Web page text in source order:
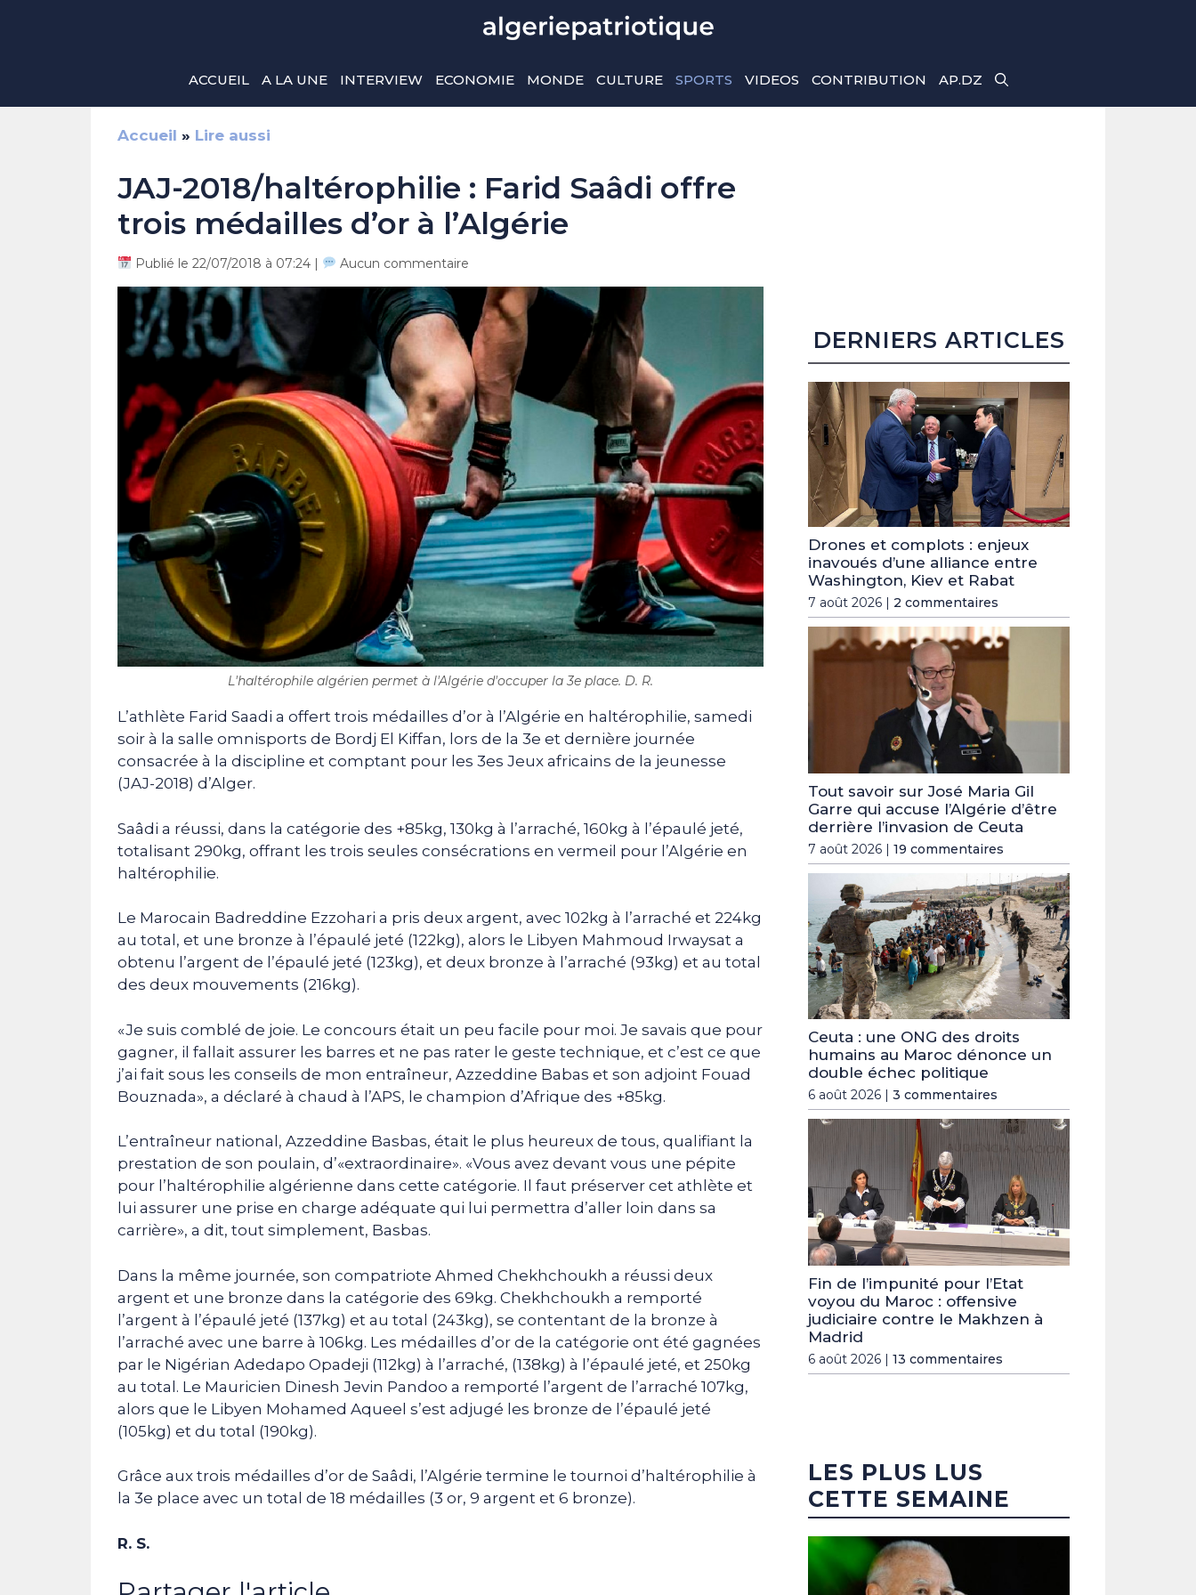
ACCUEIL A LA UNE INTERVIEW ECONOMIE MONDE CULTURE SPORTS VIDEOS CONTRIBUTION AP.DZ
Accueil » Lire aussi
JAJ-2018/haltérophilie : Farid Saâdi offre
trois médailles d’or à l’Algérie
Publié le 22/07/2018 à 07:24 | Aucun commentaire
L'haltérophile algérien permet à l'Algérie d'occuper la 3e place. D. R.
L’athlète Farid Saadi a offert trois médailles d’or à l’Algérie en haltérophilie, samedi
soir à la salle omnisports de Bordj El Kiffan, lors de la 3e et dernière journée
consacrée à la discipline et comptant pour les 3es Jeux africains de la jeunesse
(JAJ-2018) d’Alger.
Saâdi a réussi, dans la catégorie des +85kg, 130kg à l’arraché, 160kg à l’épaulé jeté,
totalisant 290kg, offrant les trois seules consécrations en vermeil pour l’Algérie en
haltérophilie.
Le Marocain Badreddine Ezzohari a pris deux argent, avec 102kg à l’arraché et 224kg
au total, et une bronze à l’épaulé jeté (122kg), alors le Libyen Mahmoud Irwaysat a
obtenu l’argent de l’épaulé jeté (123kg), et deux bronze à l’arraché (93kg) et au total
des deux mouvements (216kg).
«Je suis comblé de joie. Le concours était un peu facile pour moi. Je savais que pour
gagner, il fallait assurer les barres et ne pas rater le geste technique, et c’est ce que
j’ai fait sous les conseils de mon entraîneur, Azzeddine Babas et son adjoint Fouad
Bouznada», a déclaré à chaud à l’APS, le champion d’Afrique des +85kg.
L’entraîneur national, Azzeddine Basbas, était le plus heureux de tous, qualifiant la
prestation de son poulain, d’«extraordinaire». «Vous avez devant vous une pépite
pour l’haltérophilie algérienne dans cette catégorie. Il faut préserver cet athlète et
lui assurer une prise en charge adéquate qui lui permettra d’aller loin dans sa
carrière», a dit, tout simplement, Basbas.
Dans la même journée, son compatriote Ahmed Chekhchoukh a réussi deux
argent et une bronze dans la catégorie des 69kg. Chekhchoukh a remporté
l’argent à l’épaulé jeté (137kg) et au total (243kg), se contentant de la bronze à
l’arraché avec une barre à 106kg. Les médailles d’or de la catégorie ont été gagnées
par le Nigérian Adedapo Opadeji (112kg) à l’arraché, (138kg) à l’épaulé jeté, et 250kg
au total. Le Mauricien Dinesh Jevin Pandoo a remporté l’argent de l’arraché 107kg,
alors que le Libyen Mohamed Aqueel s’est adjugé les bronze de l’épaulé jeté
(105kg) et du total (190kg).
Grâce aux trois médailles d’or de Saâdi, l’Algérie termine le tournoi d’haltérophilie à
la 3e place avec un total de 18 médailles (3 or, 9 argent et 6 bronze).
R. S.
DERNIERS ARTICLES
Drones et complots : enjeux
inavoués d’une alliance entre
Washington, Kiev et Rabat
7 août 2026 | 2 commentaires
Tout savoir sur José Maria Gil
Garre qui accuse l’Algérie d’être
derrière l’invasion de Ceuta
7 août 2026 | 19 commentaires
Ceuta : une ONG des droits
humains au Maroc dénonce un
double échec politique
6 août 2026 | 3 commentaires
Fin de l’impunité pour l’Etat
voyou du Maroc : offensive
judiciaire contre le Makhzen à
Madrid
6 août 2026 | 13 commentaires
LES PLUS LUS
CETTE SEMAINE